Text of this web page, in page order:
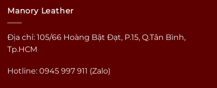
Manory Leather
Địa chỉ: 105/66 Hoàng Bật Đạt, P.15, Q.Tân Bình,
Tp.HCM
Hotline: 0945 997 911 (Zalo)